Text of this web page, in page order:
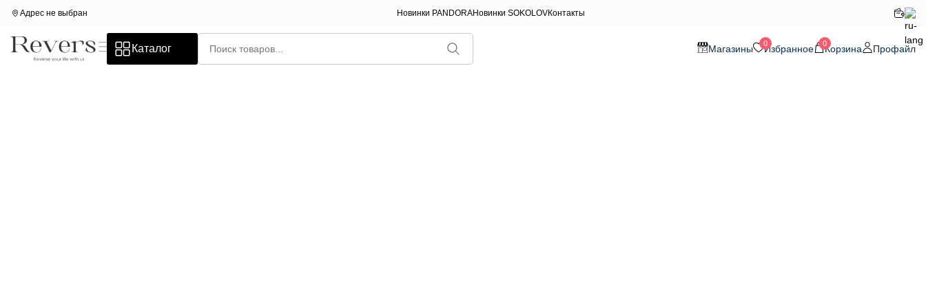
Адрес не выбран Новинки PANDORAНовинки SOKOLOVКонтакты
Каталог Магазины 0Избранное 0Корзина Профайл